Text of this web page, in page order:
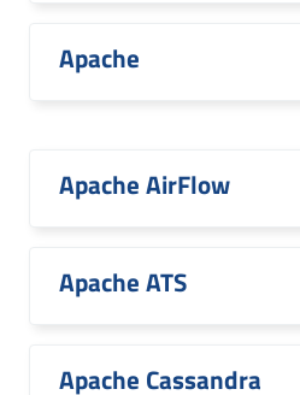
Apache
Apache AirFlow
Apache ATS
Apache Cassandra